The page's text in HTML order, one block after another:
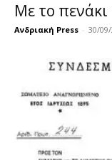
Με το
Ανδριακή Press - 30/